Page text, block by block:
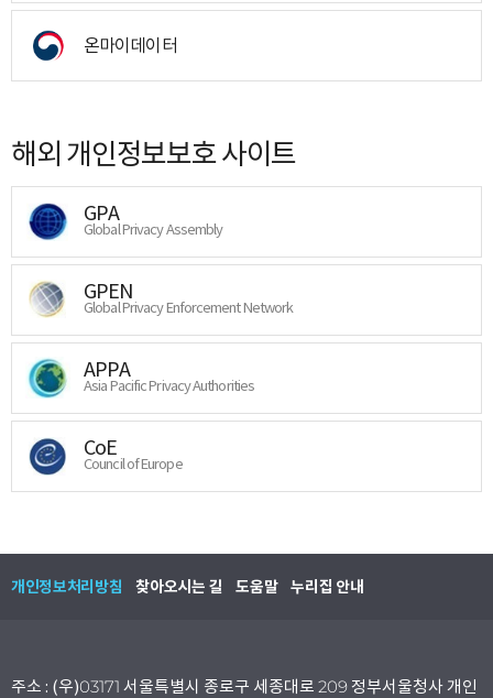
온마이데이터
해외 개인정보보호 사이트
GPA
Global Privacy Assembly
GPEN
Global Privacy Enforcement Network
APPA
Asia Pacific Privacy Authorities
CoE
Council of Europe
개인정보처리방침 찾아오시는 길 도움말 누리집 안내
주소 : (우)03171 서울특별시 종로구 세종대로 209 정부서울청사 개인